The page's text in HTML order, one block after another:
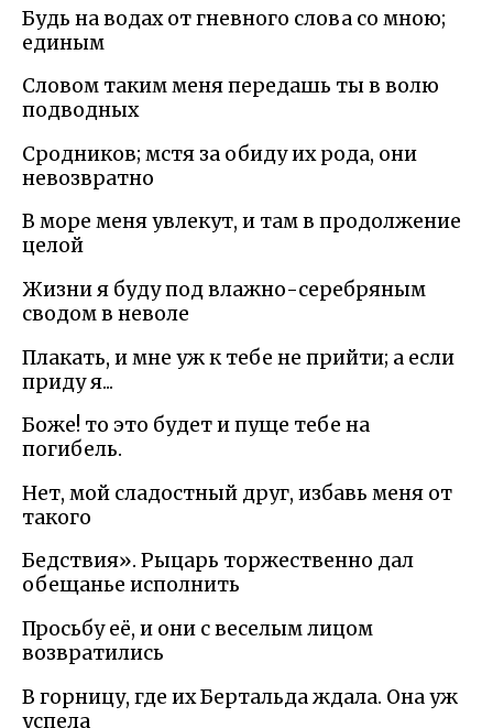
Будь на водах от гневного слова со мною;
единым
Словом таким меня передашь ты в волю
подводных
Сродников; мстя за обиду их рода, они
невозвратно
В море меня увлекут, и там в продолжение
целой
Жизни я буду под влажно-серебряным
сводом в неволе
Плакать, и мне уж к тебе не прийти; а если
приду я...
Боже! то это будет и пуще тебе на
погибель.
Нет, мой сладостный друг, избавь меня от
такого
Бедствия». Рыцарь торжественно дал
обещанье исполнить
Просьбу её, и они с веселым лицом
возвратились
В горницу, где их Бертальда ждала. Она уж
успела